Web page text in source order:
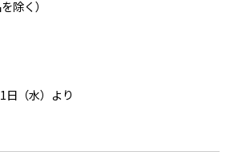
除く）
（水）より